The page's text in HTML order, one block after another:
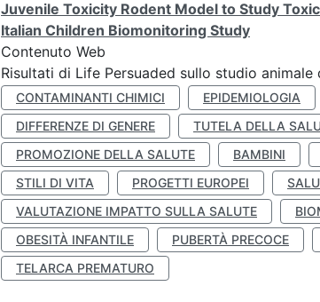
Juvenile Toxicity Rodent Model to Study
Italian Children Biomonitoring Study
Contenuto Web
Risultati di Life Persuaded sullo studio
CONTAMINANTI CHIMICI EPIDEMIOLOGIA
DIFFERENZE DI GENERE
TUTELA DELLA
PROMOZIONE DELLA SALUTE
BAMBINI
STILI DI VITA
PROGETTI EUROPEI
VALUTAZIONE IMPATTO SULLA SALUTE
OBESITÀ INFANTILE
PUBERTÀ PRECOCE
TELARCA PREMATURO